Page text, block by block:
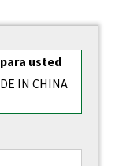
usted
IN CHINA